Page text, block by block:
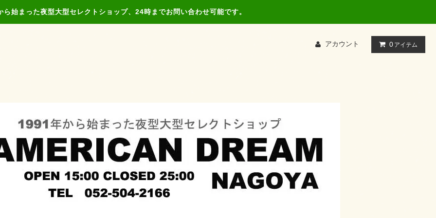
ら始まった夜型大型セレクトショップ、24時までお問い合わせ可能です。
アカウント 0 アイテム